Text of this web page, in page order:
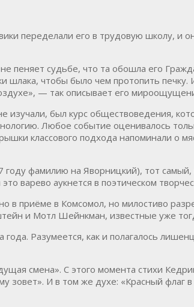
переделали его в трудовую школу, и
пеняет судьбе, что та обошла его
шлака, чтобы было чем протопить
— так описывает его
изучали, был курс обществоведения,
Любое событие оценивалось
классового подхода напоминали о
фамилию на Яворницкий), тот
варево аукнется в поэтическом
в приёме в Комсомол, но милостиво
и Мотл Шейнкман, известные уже
Разумеется, как и полагалось
смена». С этого момента стихи
зовет». И в том же духе: «Красный